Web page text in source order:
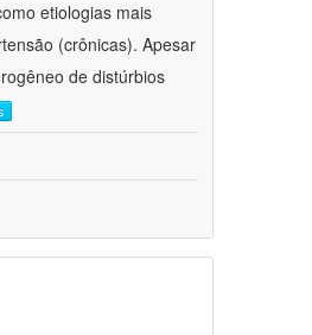
etiologias mais
(crônicas). Apesar
de distúrbios